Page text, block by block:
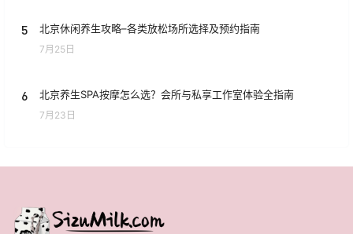
5 北京休闲养生攻略–各类放松场所选择及预约指南
7月25日
6 北京养生SPA按摩怎么选？会所与私享工作室体验全指南
7月23日